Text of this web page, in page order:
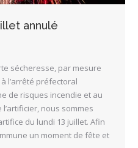
annulé
sécheresse, par mesure
l’arrêté préfectoral
de risques incendie et au
nous sommes
du lundi 13 juillet. Afin
un moment de fête et